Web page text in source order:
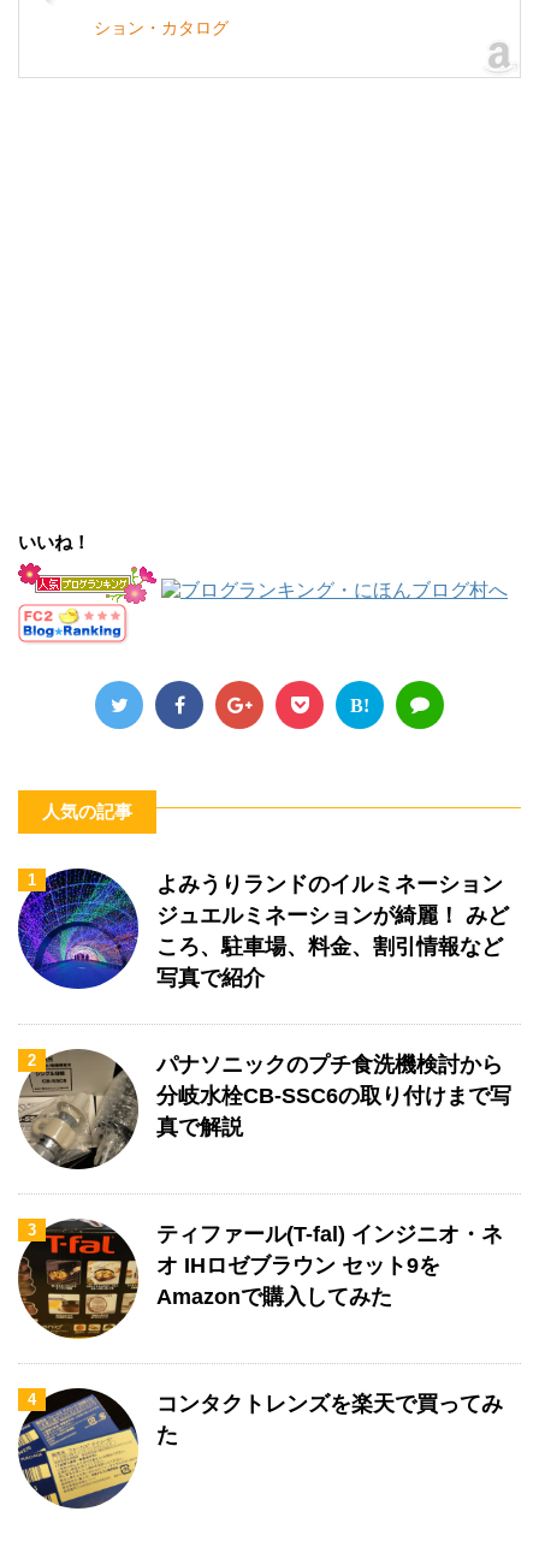
ション・カタログ
いいね！
B!
人気の記事
1
よみうりランドのイルミネーション
ジュエルミネーションが綺麗！ みど
ころ、駐車場、料金、割引情報など
写真で紹介
2
パナソニックのプチ食洗機検討から
分岐水栓CB-SSC6の取り付けまで写
真で解説
3
ティファール(T-fal) インジニオ・ネ
オ IHロゼブラウン セット9を
Amazonで購入してみた
4
コンタクトレンズを楽天で買ってみ
た